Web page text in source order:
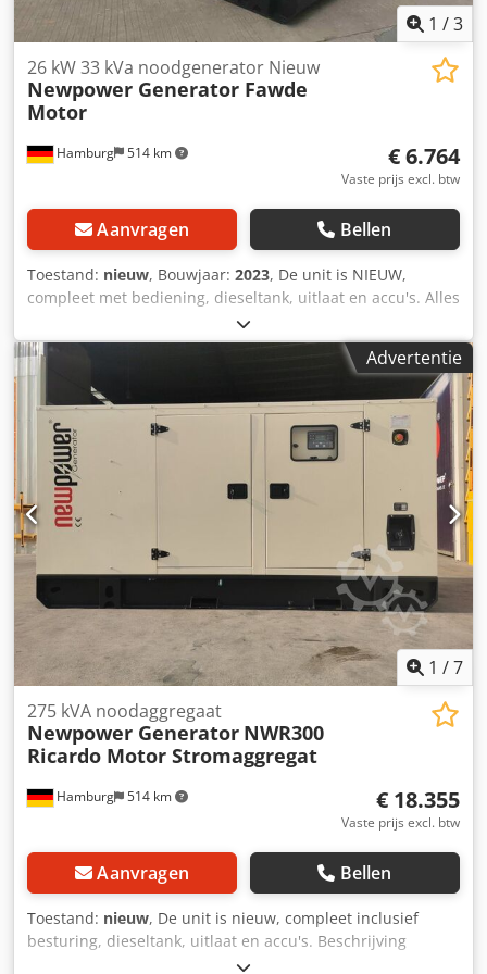
1 /3
Hamburg 514 km
26 kW 33 kVa noodgenerator Nieuw
Newpower Generator Fawde
Motor
€ 6.764
Vaste prijs excl. btw
Aanvragen Bellen
Toestand: nieuw, Bouwjaar: 2023, De unit is NIEUW,
compleet met bediening, dieseltank, uitlaat en accu's. Alles
wat nodig is voor de inbedrijfstelling is inbegrepen.
(zonder brandstof) Op voorraad Technische specificaties
Motor : Fawde Kraft serie 4DW92-35D, 4 cilinders
Cjdjnkcadjpfx Apcjrf Generator: Newpower NW/N32
Continu vermogen: 24 kW / 30 kVA Maximaal vermogen: 26
kW / 33 kVA watergekoeld Aansluiting: 1x5polige 32A -,
1x3P 16A -, 1x220V chocolade stopcontacten,
stroomonderbreker, optionele automatische
omschakelaar.). Frequentie: 50Hz Spanning: 400/230V
Toerental: 1500 toeren. Besturing: Comap AMF8 Bouwjaar:
2021 Afmetingen (LxBxH): 2000x 930x1250mm Gewicht: 930
kg Dieseltank: 95 L 100% belasting l/u 7,3 75% belasting l/u
5.1 50% belasting l/u 3.4 Netwerkbewaking, geluiddicht
Klaar voor direct gebruik. bijkomende kosten;
Automatische overboekingsbalie: €500
Advertentie
1 /7
Hamburg 514 km
275 kVA noodaggregaat
Newpower Generator NWR300
Ricardo Motor Stromaggregat
€ 18.355
Vaste prijs excl. btw
Aanvragen Bellen
Toestand: nieuw, De unit is nieuw, compleet inclusief
besturing, dieseltank, uitlaat en accu's. Beschrijving
Model: NWR300 Ricardo Motor Newpower Generator